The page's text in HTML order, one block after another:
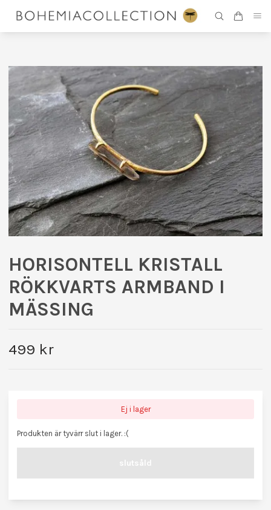
HORISONTELL KRISTALL
RÖKKVARTS ARMBAND I
MÄSSING
499 kr
Ej i lager
Produkten är tyvärr slut i lager. :(
slutsåld